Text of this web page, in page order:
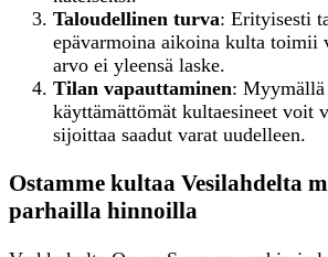
Taloudellinen turva: Erityisesti
epävarmoina aikoina kulta toimii
arvo ei yleensä laske.
Tilan vapauttaminen: Myymällä
käyttämättömät kultaesineet voit
sijoittaa saadut varat uudelleen.
Ostamme kultaa Vesilahdelta
parhailla hinnoilla